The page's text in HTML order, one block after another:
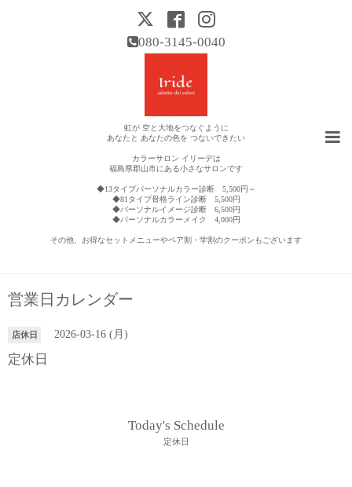
080-3145-0040
虹が 空と大地をつなぐように
あなたと あなたの色を つないできたい
カラーサロン イリーデは
福島県郡山市にある小さなサロンです
◆13タイプパーソナルカラー診断 5,500円～
◆81タイプ骨格ライン診断 5,500円
◆パーソナルイメージ診断 6,500円
◆パーソナルカラーメイク 4,000円
その他、お得なセットメニューやペア割・学割のクーポンもございます
営業日カレンダー
店休日 2026-03-16 (月)
定休日
Today's Schedule
定休日